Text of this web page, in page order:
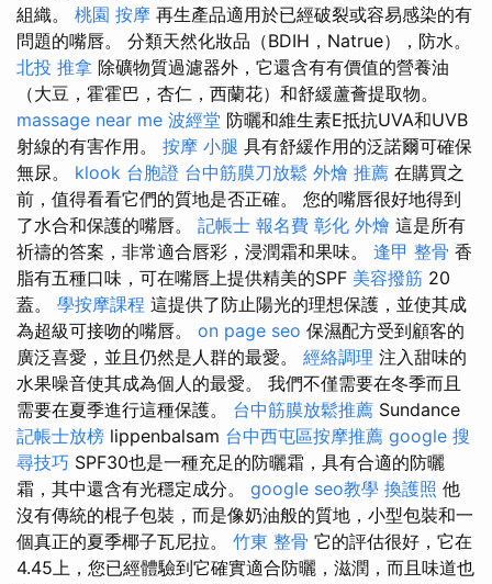
組織。 桃園 按摩 再生產品適用於已經破裂或容易感染的有
問題的嘴唇。 分類天然化妝品（BDIH，Natrue），防水。
北投 推拿 除礦物質過濾器外，它還含有有價值的營養油
（大豆，霍霍巴，杏仁，西蘭花）和舒緩蘆薈提取物。
massage near me 波經堂 防曬和維生素E抵抗UVA和UVB
射線的有害作用。 按摩 小腿 具有舒緩作用的泛諾爾可確保
無尿。 klook 台胞證 台中筋膜刀放鬆 外燴 推薦 在購買之
前，值得看看它們的質地是否正確。 您的嘴唇很好地得到
了水合和保護的嘴唇。 記帳士 報名費 彰化 外燴 這是所有
祈禱的答案，非常適合唇彩，浸潤霜和果味。 逢甲 整骨 香
脂有五種口味，可在嘴唇上提供精美的SPF 美容撥筋 20
蓋。 學按摩課程 這提供了防止陽光的理想保護，並使其成
為超級可接吻的嘴唇。 on page seo 保濕配方受到顧客的
廣泛喜愛，並且仍然是人群的最愛。 經絡調理 注入甜味的
水果噪音使其成為個人的最愛。 我們不僅需要在冬季而且
需要在夏季進行這種保護。 台中筋膜放鬆推薦 Sundance
記帳士放榜 lippenbalsam 台中西屯區按摩推薦 google 搜
尋技巧 SPF30也是一種充足的防曬霜，具有合適的防曬
霜，其中還含有光穩定成分。 google seo教學 換護照 他
沒有傳統的棍子包裝，而是像奶油般的質地，小型包裝和一
個真正的夏季椰子瓦尼拉。 竹東 整骨 它的評估很好，它在
4.45上，您已經體驗到它確實適合防曬，滋潤，而且味道也